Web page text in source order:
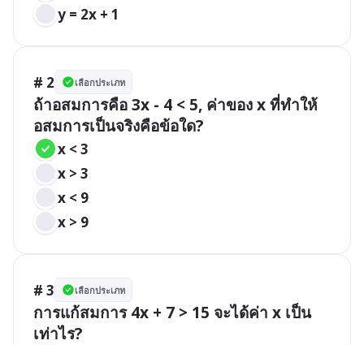
y = 2x + 1
# 2 เลือกประเภท
ถ้าอสมการคือ 3x - 4 < 5, ค่าของ x ที่ทำให้
อสมการเป็นจริงคือข้อใด?
x < 3
x > 3
x < 9
x > 9
# 3 เลือกประเภท
การแก้สมการ 4x + 7 > 15 จะได้ค่า x เป็น
เท่าไร?